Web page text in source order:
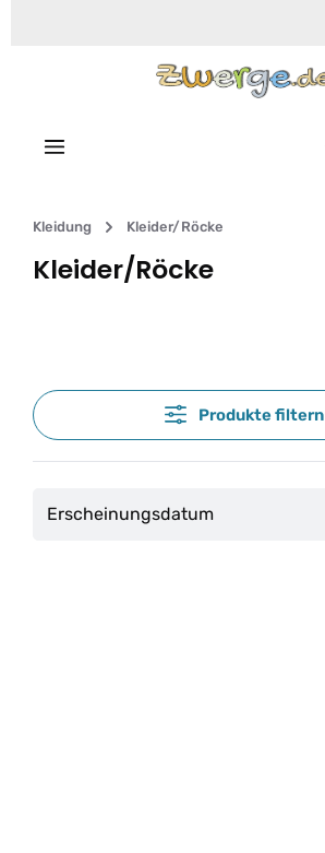
Kleidung Kleider/Röcke
Kleider/Röcke
Produkte filtern